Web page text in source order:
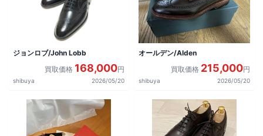
ジョンロブ/John Lobb
買取価格 168,000円
shibuya 2026/05/20
オールデン/Alden
買取価格 215,000円
shibuya 2026/05/20